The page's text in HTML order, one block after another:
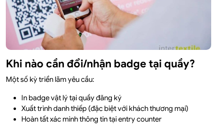
Khi nào cần đổi/nhận badge tại quầy?
Một số kỳ triển lãm yêu cầu:
In badge vật lý tại quầy đăng ký
Xuất trình danh thiếp (đặc biệt với khách thương mại)
Hoàn tất xác minh thông tin tại entry counter